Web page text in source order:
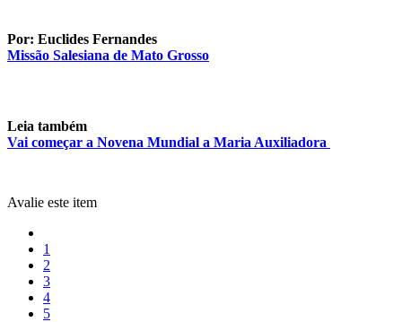
Por: Euclides Fernandes
Missão Salesiana de Mato Grosso
Leia também
Vai começar a Novena Mundial a Maria Auxiliadora
Avalie este item
1
2
3
4
5